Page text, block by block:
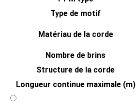
Type de motif
Matériau de la corde
Nombre de brins
Structure de la corde
Longueur continue maximale (m)